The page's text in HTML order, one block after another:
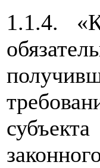
1.1.4.